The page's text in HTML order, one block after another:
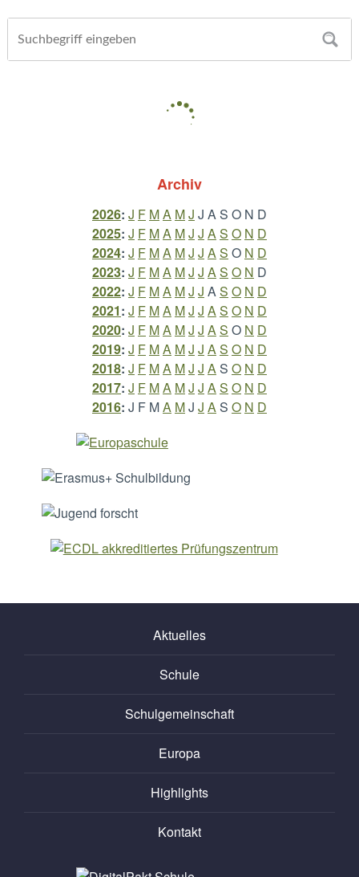
Archiv
2026: J F MA MJ J AS O N D
2025: J F MA MJ J AS O N D
2024: J F MA MJ J AS O N D
2023: J F MA MJ J AS O N D
2022: J F MA MJ J AS O N D
2021: J F MA MJ J AS O N D
2020: J F MA MJ J AS O N D
2019: J F MA MJ J AS O N D
2018: J F MA MJ J AS O N D
2017: J F MA MJ J AS O N D
2016: J F MA MJ J AS O N D
Aktuelles
Schule
Schulgemeinschaft
Europa
Highlights
Kontakt